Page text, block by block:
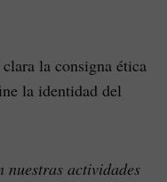
la consigna ética
la identidad del
nuestras actividades